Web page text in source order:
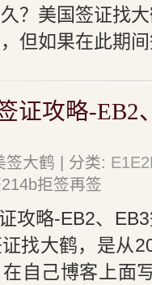
？美国签证找
但如果在此期
证攻略-EB2
签大鹤 | 分类:
拒签再签
攻略-EB2、
找大鹤，是从
自己博客上面